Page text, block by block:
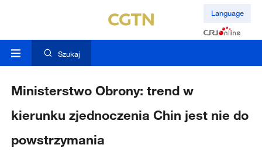
Language
Szukaj
Ministerstwo Obrony: trend w
kierunku zjednoczenia Chin jest nie do
powstrzymania